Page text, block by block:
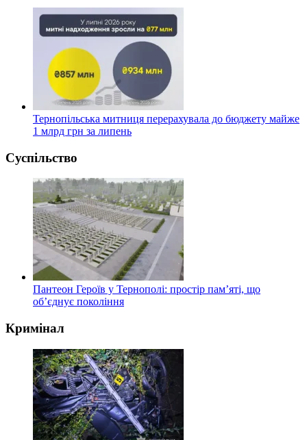
Тернопільська митниця перерахувала до бюджету майже
1 млрд грн за липень
Суспільство
Пантеон Героїв у Тернополі: простір пам’яті, що
об’єднує покоління
Кримінал